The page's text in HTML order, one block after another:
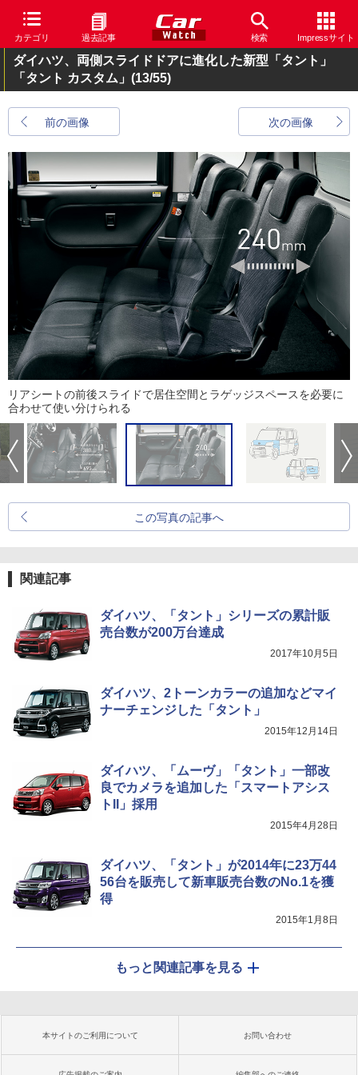
カテゴリ 過去記事 検索 Impressサイト
ダイハツ、両側スライドドアに進化した新型「タント」
「タント カスタム」 (13/55)
前の画像 次の画像
リアシートの前後スライドで居住空間とラゲッジスペースを必要に
合わせて使い分けられる
この写真の記事へ
関連記事
ダイハツ、「タント」シリーズの累計販
売台数が200万台達成
2017年10月5日
ダイハツ、2トーンカラーの追加などマイ
ナーチェンジした「タント」
2015年12月14日
ダイハツ、「ムーヴ」「タント」一部改
良でカメラを追加した「スマートアシス
トII」採用
2015年4月28日
ダイハツ、「タント」が2014年に23万44
56台を販売して新車販売台数のNo.1を獲
得
2015年1月8日
もっと関連記事を見る
本サイトのご利用について お問い合わせ